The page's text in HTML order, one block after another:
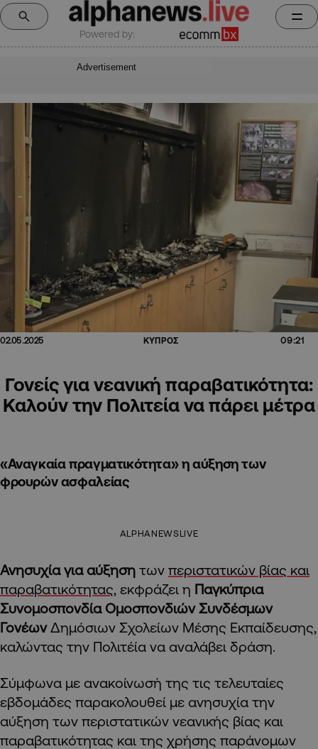
Powered by:
Advertisement
02.05.2025 ΚΥΠΡΟΣ 09:21
Γονείς για νεανική παραβατικότητα:
Καλούν την Πολιτεία να πάρει μέτρα
«Αναγκαία πραγματικότητα» η αύξηση των
φρουρών ασφαλείας
ALPHANEWSLIVE
Ανησυχία για αύξηση των περιστατικών βίας και
παραβατικότητας, εκφράζει η Παγκύπρια
Συνομοσπονδία Ομοσπονδιών Συνδέσμων
ΓονέωνΔημόσιων Σχολείων Μέσης Εκπαίδευσης,
καλώντας την Πολιτέία να αναλάβει δράση.
Σύμφωνα με ανακοίνωσή της τις τελευταίες
εβδομάδες παρακολουθεί με ανησυχία την
αύξηση των περιστατικών νεανικής βίας και
παραβατικότητας και της χρήσης παράνομων